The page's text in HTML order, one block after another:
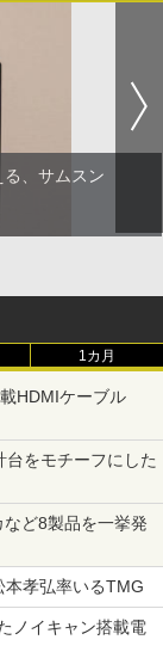
、サムスン
1カ月
HDMIケーブル
台をモチーフにした
ど8製品を一挙発
孝弘率いるTMG
ノイキャン搭載電